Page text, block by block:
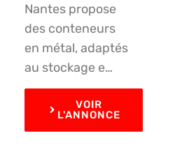
Nantes propose
des conteneurs
en métal, adaptés
au stockage e…
VOIR
L'ANNONCE